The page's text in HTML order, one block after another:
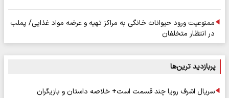
ممنوعیت ورود حیوانات خانگی به مراکز تهیه و عرضه مواد غذایی/ پملب
در انتظار متخلفان
پربازدید ترین‌ها
سریال اشرف رویا چند قسمت است+ خلاصه داستان و بازیگران